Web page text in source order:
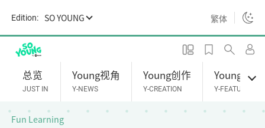
i
Edition: SO YOUNG 繁体
总览
JUST IN
Young视角
Y-NEWS
Young创作
Y-CREATION
Young专题
Y-FEATURES
Fun Learning